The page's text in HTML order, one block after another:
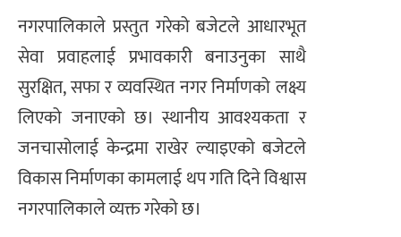
नगरपालिकाले प्रस्तुत गरेको बजेटले आधारभूत
सेवा प्रवाहलाई प्रभावकारी बनाउनुका साथै
सुरक्षित, सफा र व्यवस्थित नगर निर्माणको लक्ष्य
लिएको जनाएको छ। स्थानीय आवश्यकता र
जनचासोलाई केन्द्रमा राखेर ल्याइएको बजेटले
विकास निर्माणका कामलाई थप गति दिने विश्वास
नगरपालिकाले व्यक्त गरेको छ।